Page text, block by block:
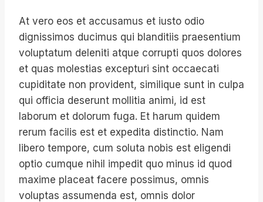
At vero eos et accusamus et iusto odio
dignissimos ducimus qui blanditiis praesentium
voluptatum deleniti atque corrupti quos dolores
et quas molestias excepturi sint occaecati
cupiditate non provident, similique sunt in culpa
qui officia deserunt mollitia animi, id est
laborum et dolorum fuga. Et harum quidem
rerum facilis est et expedita distinctio. Nam
libero tempore, cum soluta nobis est eligendi
optio cumque nihil impedit quo minus id quod
maxime placeat facere possimus, omnis
voluptas assumenda est, omnis dolor